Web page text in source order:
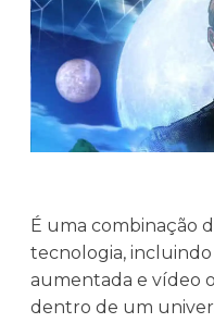
É uma combinação
tecnologia,
aumentada e vídeo
dentro de um